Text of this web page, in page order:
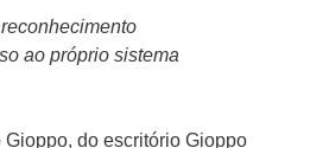
ao próprio sistema
do escritório Gioppo